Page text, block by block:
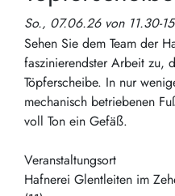
So., 07.06.26 von 11.30-
Sehen Sie dem Team der
faszinierendster Arbeit zu,
Töpferscheibe. In nur
mechanisch betriebenen
voll Ton ein Gefäß.
Veranstaltungsort
Hafnerei Glentleiten im